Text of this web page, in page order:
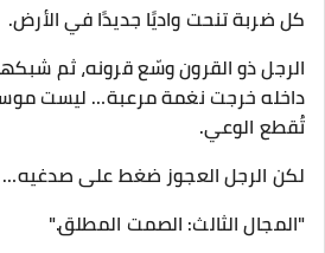
كل ضربة تنحت واديًا جديدًا في الأرض.
الرجل ذو القرون وسّع قرونه، ثم
داخله خرجت نغمة مرعبة… ليست
تُقطع الوعي.
لكن الرجل العجوز ضغط على صدغيه…
"المجال الثالث: الصمت المطلق."